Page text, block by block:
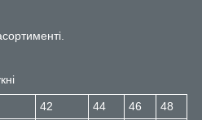
42 44 46 48